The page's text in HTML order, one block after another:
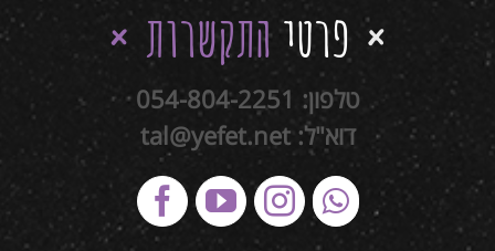
פרטיהתקשרות
טלפון: 054-804-2251
דוא"ל:tal@yefet.net